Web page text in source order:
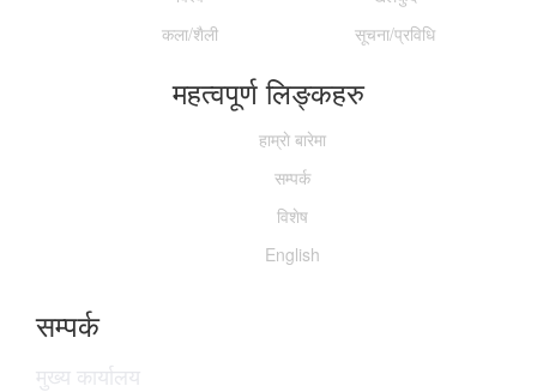
कला/शैली
सूचना/प्रविधि
महत्वपूर्ण लिङ्कहरु
हाम्राे बारेमा
सम्पर्क
विशेष
English
सम्पर्क
मुख्य कार्यालय